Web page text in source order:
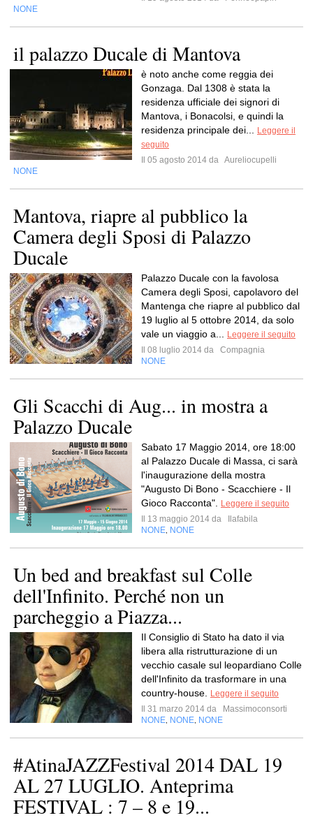
NONE
il palazzo Ducale di Mantova
è noto anche come reggia dei
Gonzaga. Dal 1308 è stata la
residenza ufficiale dei signori di
Mantova, i Bonacolsi, e quindi la
residenza principale dei...
Leggere il
seguito
Il 05 agosto 2014 da Aureliocupelli
NONE
Mantova, riapre al pubblico la
Camera degli Sposi di Palazzo
Ducale
Palazzo Ducale con la favolosa
Camera degli Sposi, capolavoro del
Mantenga che riapre al pubblico dal
19 luglio al 5 ottobre 2014, da solo
vale un viaggio a...
Leggere il seguito
Il 08 luglio 2014 da
Compagnia
NONE
Gli Scacchi di Aug... in mostra a
Palazzo Ducale
Sabato 17 Maggio 2014, ore 18:00
al Palazzo Ducale di Massa, ci sarà
l'inaugurazione della mostra
"Augusto Di Bono - Scacchiere - Il
Gioco Racconta".
Leggere il seguito
Il 13 maggio 2014 da
Ilafabila
NONE NONE
Un bed and breakfast sul Colle
dell'Infinito. Perché non un
parcheggio a Piazza...
Il Consiglio di Stato ha dato il via
libera alla ristrutturazione di un
vecchio casale sul leopardiano Colle
dell'Infinito da trasformare in una
country-house.
Leggere il seguito
Il 31 marzo 2014 da
Massimoconsorti
NONE NONE NONE
#AtinaJAZZFestival 2014 DAL 19
AL 27 LUGLIO. Anteprima
FESTIVAL : 7 – 8 e 19...